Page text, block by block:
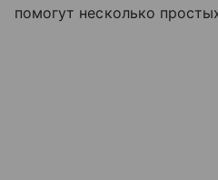
помогут несколько